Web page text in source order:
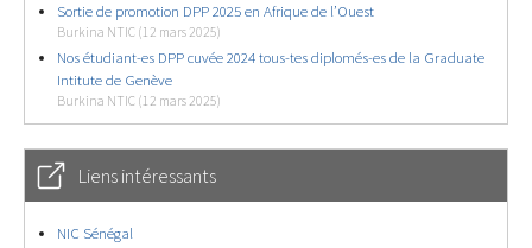
Sortie de promotion DPP 2025 en Afrique de l’Ouest
Burkina NTIC (12 mars 2025)
Nos étudiant-es DPP cuvée 2024 tous-tes diplomés-es de la Graduate
Intitute de Genève
Burkina NTIC (12 mars 2025)
Liens intéressants
NIC Sénégal